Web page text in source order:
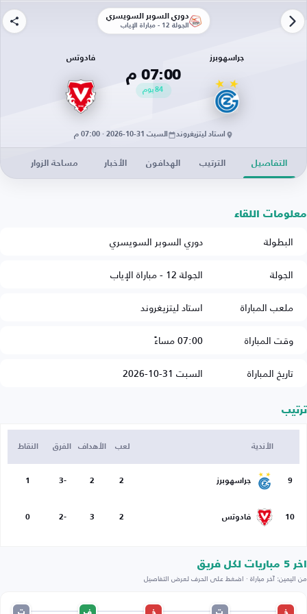
دوري السوبر السويسري
الجولة 12 - مباراة الإياب
جراسهوبرز
07:00 م
84يوم
فادوتس
استاد ليتزيغروند السبت 31-10-2026 · 07:00 م
التفاصيل الترتيب الهدافون الأخبار مساحة الزوار
معلومات اللقاء
البطولة
دوري السوبر السويسري
الجولة
الجولة 12 - مباراة الإياب
ملعب المباراة
استاد ليتزيغروند
وقت المباراة
07:00 مساءً
تاريخ المباراة
السبت 31-10-2026
ترتيب
الأندية لعب الأهداف الفرق النقاط
9 جراسهوبرز 2
2
-3
1
10 فادوتس 2
3
-2
0
اخر 5 مباريات لكل فريق
من اليمين: آخر مباراة · اضغط على الحرف لعرض التفاصيل